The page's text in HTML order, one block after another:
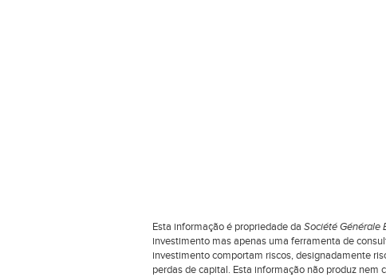
Esta informação é propriedade da Société Générale
investimento mas apenas uma ferramenta de
investimento comportam riscos, designadamente
perdas de capital. Esta informação não produz